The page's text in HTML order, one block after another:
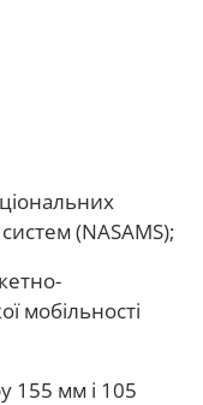
(NASAMS);
мобільності
155 мм і 105